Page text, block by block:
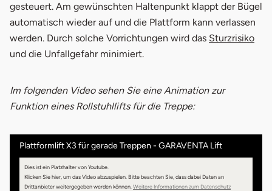
gesteuert. Am gewünschten Haltenpunkt klappt der Bügel
automatisch wieder auf und die Plattform kann verlassen
werden. Durch solche Vorrichtungen wird das Sturzrisiko
und die Unfallgefahr minimiert.
Im folgenden Video sehen Sie eine Animation zur
Funktion eines Rollstuhllifts für die Treppe:
Plattformlift X3 für gerade Treppen - GARAVENTA Lift
Dies ist ein Platzhalter von Youtube.
Klicken Sie hier, um das Video abzuspielen.Bitte beachten Sie, dass dabei Daten an
Drittanbieter weitergegeben werden können.Weitere Informationen zum Datenschutzöffnet in neuem